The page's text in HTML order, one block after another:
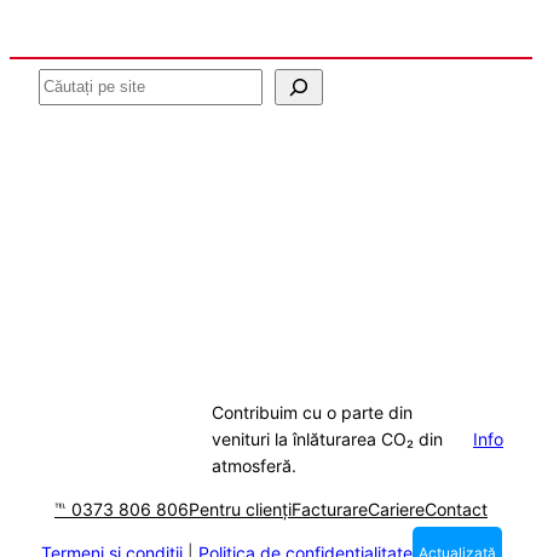
Caută
Contribuim cu o parte din
venituri la înlăturarea CO₂ din
atmosferă.
Info
℡ 0373 806 806Pentru cliențiFacturareCariereContact
Termeni și condiții| Politica de confidențialitate Actualizată